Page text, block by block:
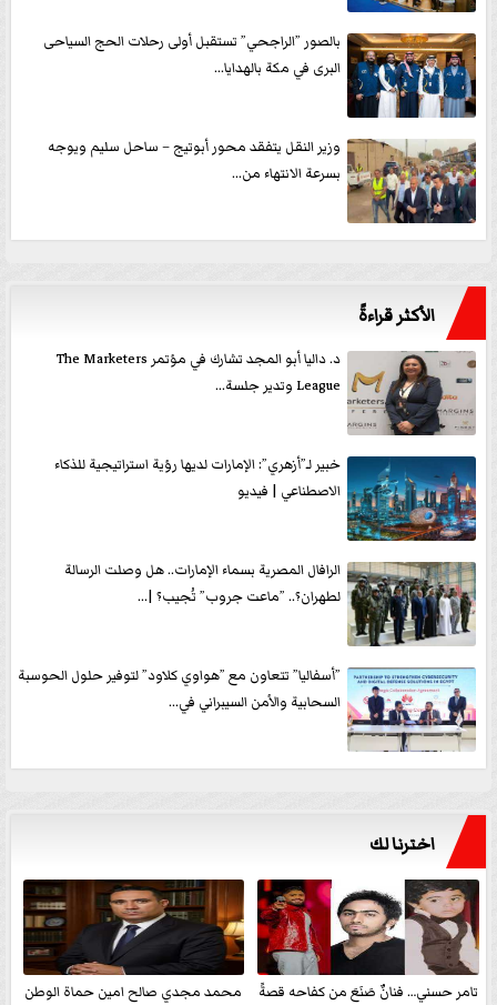
بالصور ”الراجحي” تستقبل أولى رحلات الحج السياحى
البرى في مكة بالهدايا...
وزير النقل يتفقد محور أبوتيج – ساحل سليم ويوجه
بسرعة الانتهاء من...
الأكثر قراءةً
د. داليا أبو المجد تشارك في مؤتمر The Marketers
League وتدير جلسة...
خبير لـ”أزهري”: الإمارات لديها رؤية استراتيجية للذكاء
الاصطناعي | فيديو
الرافال المصرية بسماء الإمارات.. هل وصلت الرسالة
لطهران؟.. ”ماعت جروب” تُجيب؟ |...
”أسفاليا” تتعاون مع ”هواوي كلاود” لتوفير حلول الحوسبة
السحابية والأمن السيبراني في...
اخترنا لك
تامر حسني… فنانٌ صَنَعَ من كفاحه قصةً
محمد مجدي صالح امين حماة الوطن